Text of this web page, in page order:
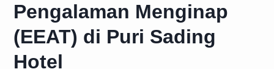
Pengalaman Menginap
(EEAT) di Puri Sading
Hotel